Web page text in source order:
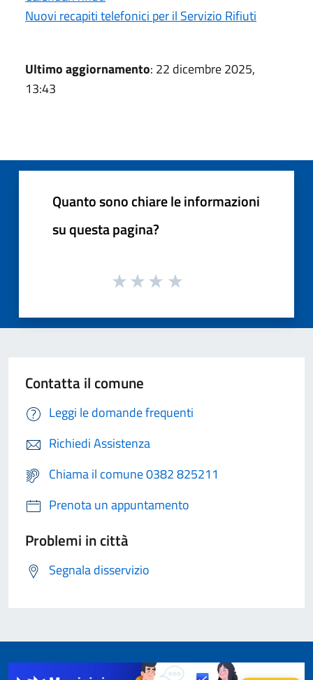
Nuovi recapiti telefonici per il Servizio Rifiuti
Ultimo aggiornamento: 22 dicembre 2025,
13:43
Quanto sono chiare le informazioni
su questa pagina?
Contatta il comune
Leggi le domande frequenti
Richiedi Assistenza
Chiama il comune 0382 825211
Prenota un appuntamento
Problemi in città
Segnala disservizio